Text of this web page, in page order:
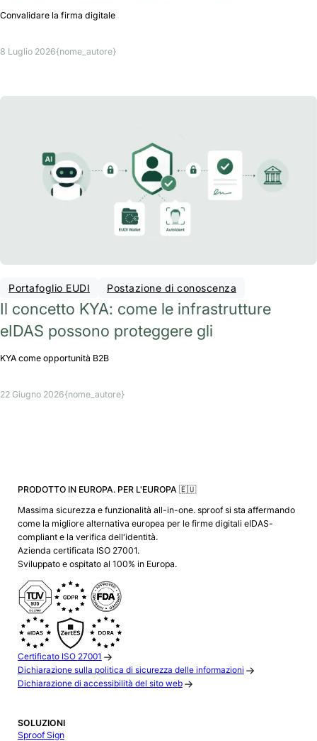
Convalidare la firma digitale
8 Luglio 2026{nome_autore}
Portafoglio EUDI Postazione di conoscenza
Il concetto KYA: come le infrastrutture
eIDAS possono proteggere gli
KYA come opportunità B2B
22 Giugno 2026{nome_autore}
PRODOTTO IN EUROPA. PER L'EUROPA 🇪🇺
Massima sicurezza e funzionalità all-in-one. sproof si sta affermando
come la migliore alternativa europea per le firme digitali eIDAS-
compliant e la verifica dell'identità.
Azienda certificata ISO 27001.
Sviluppato e ospitato al 100% in Europa.
Certificato ISO 27001
Dichiarazione sulla politica di sicurezza delle informazioni
Dichiarazione di accessibilità del sito web
SOLUZIONI
Sproof Sign